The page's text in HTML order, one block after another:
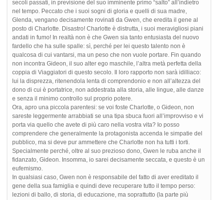
secoli passati, in previsione del suo imminente primo “salto” all’indietro
nel tempo. Peccato che i suoi sogni di gloria e quelli di sua madre,
Glenda, vengano decisamente rovinati da Gwen, che eredita il gene al
posto di Charlotte. Disastro! Charlotte è distrutta, i suoi meravigliosi piani
andati in fumo! In realtà non è che Gwen sia tanto entusiasta del nuovo
fardello che ha sulle spalle: sì, perché per lei questo talento non è
qualcosa di cui vantarsi, ma un peso che non vuole portare. Fin quando
non incontra Gideon, il suo alter ego maschile, l’altra metà perfetta della
coppia di Viaggiatori di questo secolo. Il loro rapporto non sarà idilliaco:
lui la disprezza, ritenendola lenta di comprendonio e non all’altezza del
dono di cui è portatrice, non addestrata alla storia, alle lingue, alle danze
e senza il minimo controllo sul proprio potere.
Ora, apro una piccola parentesi: se voi foste Charlotte, o Gideon, non
sareste leggermente arrabbiati se una tipa sbuca fuori all’improvviso e vi
porta via quello che avete di più caro nella vostra vita? Io posso
comprendere che generalmente la protagonista accenda le simpatie del
pubblico, ma si deve pur ammettere che Charlotte non ha tutti i torti.
Specialmente perché, oltre al suo prezioso dono, Gwen le ruba anche il
fidanzato, Gideon. Insomma, io sarei decisamente seccata, e questo è un
eufemismo.
In qualsiasi caso, Gwen non è responsabile del fatto di aver ereditato il
gene della sua famiglia e quindi deve recuperare tutto il tempo perso:
lezioni di ballo, di storia, di educazione, ma soprattutto (la parte più